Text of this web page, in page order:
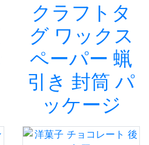
クラフトタ
グ ワックス
ペーパー 蝋
引き 封筒 パ
ッケージ